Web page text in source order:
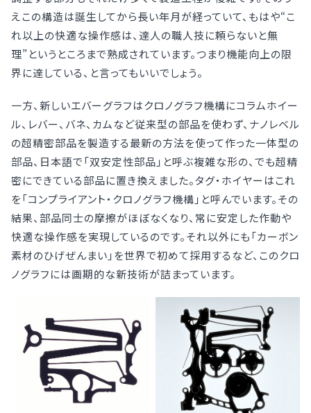
えこの構造は誕生してから長い年月が経っていて、もはや“こ
れ以上の快適な操作感は、達人の職人技に頼らないと無
理”というところまで熟成されています。つまり機能向上の限
界に達している、と言ってもいいでしょう。
一方、新しいエバーグラフはクロノグラフ機構にコラムホイー
ル、レバー、バネ、カムなど従来型の部品を使わず、ナノレベル
の超精密部品を製造する最新の方法を使って作った一体型の
部品、日本語で「双安定性部品」と呼ぶ複雑な形の、でも超精
密にできている部品に置き換えました。タグ・ホイヤーはこれ
を「コンプライアント・クロノグラフ機構」と呼んでいます。その
結果、部品同士の摩擦がほぼなくなり、常に安定した作動や
快適な操作感を実現しているのです。それ以外にも「カーボン
素材のひげぜんまい」を世界で初めて採用するなど、このクロ
ノグラフには画期的な新技術が詰まっています。